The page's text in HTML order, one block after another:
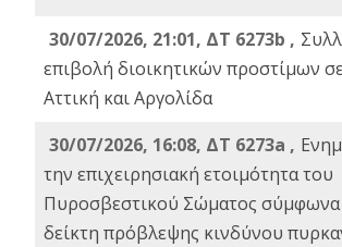
30/07/2026, 21:01, ΔΤ 6273b ,
επιβολή διοικητικών προστίμων
Αττική και Αργολίδα
30/07/2026, 16:08, ΔΤ 6273a ,
την επιχειρησιακή ετοιμότητα του
Πυροσβεστικού Σώματος σύμφωνα
δείκτη πρόβλεψης κινδύνου